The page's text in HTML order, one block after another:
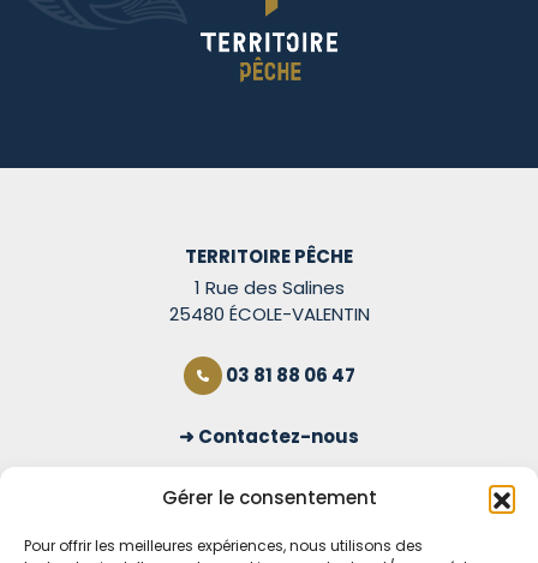
Gérer le consentement
Pour offrir les meilleures expériences, nous utilisons des
TERRITOIRE PÊCHE
1 Rue des Salines
25480 ÉCOLE-VALENTIN
03 81 88 06 47
Contactez-nous